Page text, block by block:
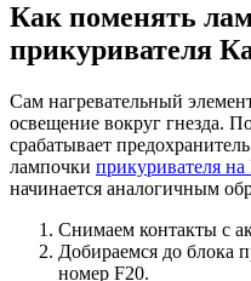
Как поменять
прикуривателя
Сам нагревательный
освещение вокруг гнезда.
срабатывает
лампочки прикуривателя
начинается аналогичным
Снимаем контакты с
Добираемся до блока
номер F20.